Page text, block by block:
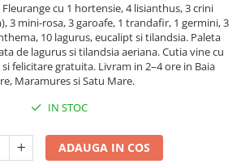
cu 1 hortensie, 4 lisianthus, 3 crini
3 mini-rosa, 3 garoafe, 1 trandafir, 1 germini, 3
10 lagurus, eucalipt si tilandsia. Paleta
de lagurus si tilandsia aeriana. Cutia vine cu
felicitare gratuita. Livram in 2–4 ore in Baia
Maramures si Satu Mare.
IN STOC
ADAUGA IN COS